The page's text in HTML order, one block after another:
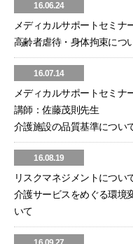
16.06.24
メディカルサポートセミナ
高齢者虐待・身体拘束につ
16.07.14
メディカルサポートセミナ
講師：佐藤茂則先生
介護施設の品質基準につい
16.08.19
リスクマネジメントについ
介護サービスをめぐる環境
いて